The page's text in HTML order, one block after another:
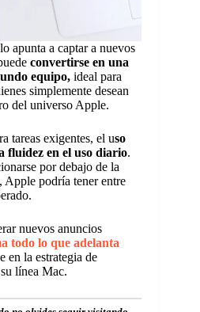
apunta a captar a nuevos
convertirse en una
equipo, ideal para
simplemente desean
del universo Apple.
tareas exigentes, el uso
fluidez en el uso diario.
por debajo de la
Apple podría tener entre
nuevos anuncios
todo lo que adelanta
en la estrategia de
línea Mac.